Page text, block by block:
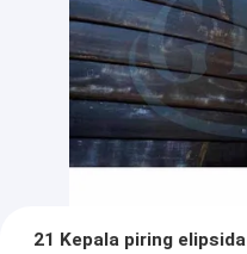
21 Kepala piring